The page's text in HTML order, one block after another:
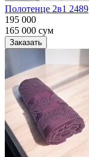
Полотенце 2в1 2489
195 000
165 000 сум
Заказать